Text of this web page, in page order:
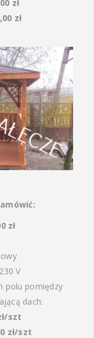
zł
zł
zł
V
polu pomiędzy
dach:
szt
zł/szt